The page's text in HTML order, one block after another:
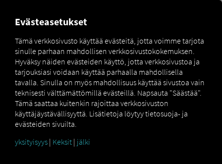
Marketplace Connectors
Schwarzmueller
Connect
How
SCHWARZMÜLLER
PEREHDYTYS
Evästeasetukset
Tämä verkkosivusto käyttää evästeitä, jotta voimme tarjota
sinulle parhaan mahdollisen verkkosivustokokemuksen.
Hyväksy näiden evästeiden käyttö, jotta verkkosivustoa ja
tarjouksiasi voidaan käyttää parhaalla mahdollisella
tavalla. Sinulla on myös mahdollisuus käyttää sivustoa vain
teknisesti välttämättömillä evästeillä. Napsauta "Säästää".
Tämä saattaa kuitenkin rajoittaa verkkosivuston
käyttäjäystävällisyyttä. Lisätietoja löytyy tietosuoja- ja
evästeiden sivuilta.
yksityisyys | Keksit | jälki